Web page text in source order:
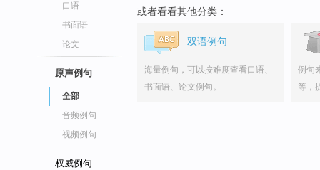
口语
书面语
论文
原声例句
全部
音频例句
视频例句
权威例句
或者看看其他分类：
双语例句
海量例句，可以按难度查看口语、
书面语、论文例句。
例句
等，